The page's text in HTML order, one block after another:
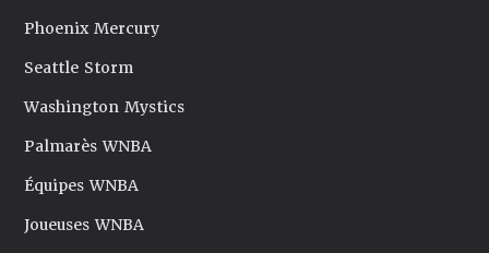
Phoenix Mercury
Seattle Storm
Washington Mystics
Palmarès WNBA
Équipes WNBA
Joueuses WNBA